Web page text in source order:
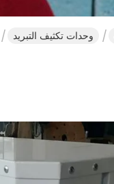
وحدات تكثيف التبريد